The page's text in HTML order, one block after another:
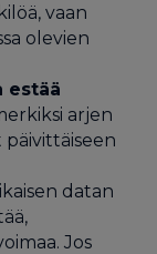
vaan
olevien
estää
arjen
datan
Jos